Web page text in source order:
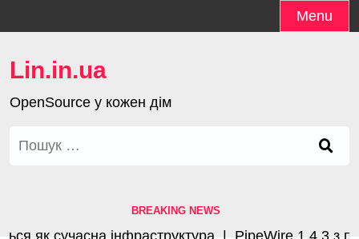
to
Menu
Lin.in.ua
OpenSource у кожен дім
Пошук:
BREAKING NEWS
сучасна інфраструктура |PipeWire 1.4.3 з